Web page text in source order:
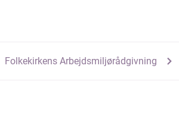
Folkekirkens Arbejdsmiljørådgivning